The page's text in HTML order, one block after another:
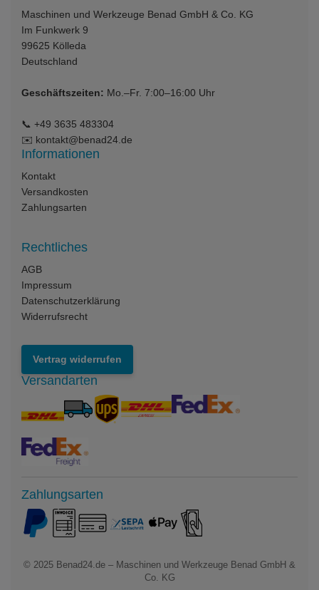
Maschinen und Werkzeuge Benad GmbH & Co. KG
Im Funkwerk 9
99625 Kölleda
Deutschland
Geschäftszeiten: Mo.–Fr. 7:00–16:00 Uhr
📞 +49 3635 483304
✉️ kontakt@benad24.de
Informationen
Kontakt
Versandkosten
Zahlungsarten
Rechtliches
AGB
Impressum
Datenschutzerklärung
Widerrufsrecht
Vertrag widerrufen
Versandarten
Zahlungsarten
© 2025 Benad24.de – Maschinen und Werkzeuge Benad GmbH &
Co. KG